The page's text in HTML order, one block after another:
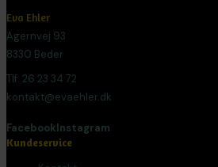
Eva Ehler
Agernvej 93
8330 Beder
Tlf. 26 23 34 72
kontakt@evaehler.dk
FacebookInstagram
Kundeservice